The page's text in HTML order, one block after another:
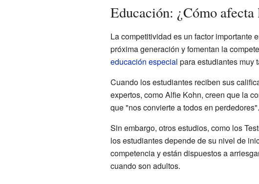
Educación: ¿Cómo
La competitividad es un factor importante
próxima generación y fomentan la
educación especial para estudiantes muy
Cuando los estudiantes reciben sus
expertos, como Alfie Kohn, creen que la
que "nos convierte a todos en perdedores".
Sin embargo, otros estudios, como los
los estudiantes depende de su nivel de
competencia y están dispuestos a
cuando son adultos.